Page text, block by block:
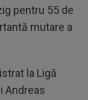
pentru 55 de
mutare a
la Ligă
Andreas